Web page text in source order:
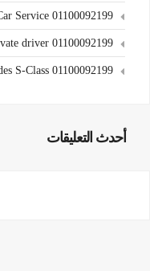
Service 01100092199
driver 01100092199
S-Class 01100092199
أحدث التعليقات